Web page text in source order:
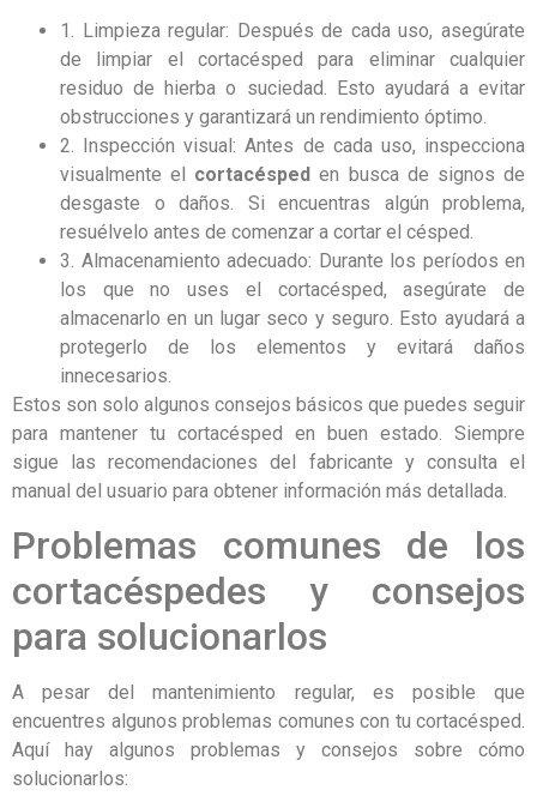
1. Limpieza regular: Después de cada uso, asegúrate
de limpiar el cortacésped para eliminar cualquier
residuo de hierba o suciedad. Esto ayudará a evitar
obstrucciones y garantizará un rendimiento óptimo.
2. Inspección visual: Antes de cada uso, inspecciona
visualmente el cortacésped en busca de signos de
desgaste o daños. Si encuentras algún problema,
resuélvelo antes de comenzar a cortar el césped.
3. Almacenamiento adecuado: Durante los períodos en
los que no uses el cortacésped, asegúrate de
almacenarlo en un lugar seco y seguro. Esto ayudará a
protegerlo de los elementos y evitará daños
innecesarios.
Estos son solo algunos consejos básicos que puedes seguir
para mantener tu cortacésped en buen estado. Siempre
sigue las recomendaciones del fabricante y consulta el
manual del usuario para obtener información más detallada.
Problemas comunes de los
cortacéspedes y consejos
para solucionarlos
A pesar del mantenimiento regular, es posible que
encuentres algunos problemas comunes con tu cortacésped.
Aquí hay algunos problemas y consejos sobre cómo
solucionarlos: